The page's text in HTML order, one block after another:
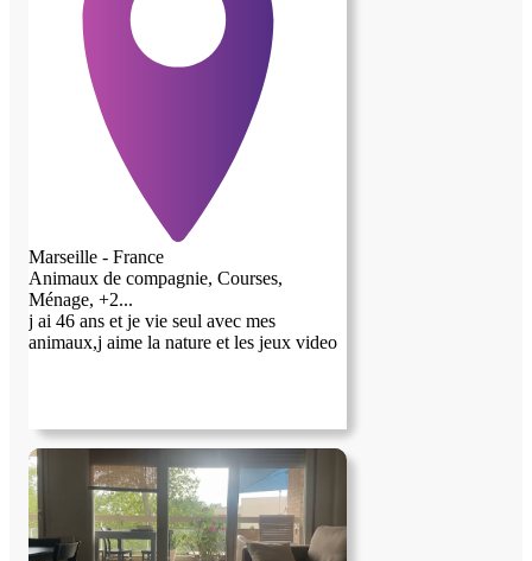
Marseille - France
Animaux de compagnie, Courses,
Ménage, +2...
j ai 46 ans et je vie seul avec mes
animaux,j aime la nature et les jeux video